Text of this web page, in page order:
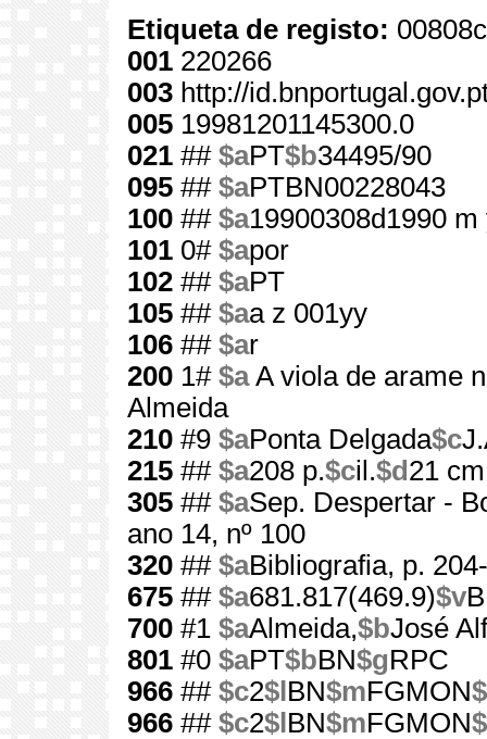
Etiqueta de registo:
001 220266
003 http://
005 19981201145300.0
021 ## $aPT$b34495/90
095 ## $aPTBN00228043
100 ## $a19900308d1990
101 0# $apor
102 ## $aPT
105 ## $aa z 001yy
106 ## $ar
200 1# $aA viola de arame
Almeida
210 #9 $aPonta Delgada$c
215 ## $a208 p.$cil.$d 21 cm
305 ## $aSep. Despertar -
ano 14, nº 100
320 ## $aBibliografia, p.
675 ## $a681.817(469.9)$v
700 #1 $aAlmeida,$bJosé
801 #0 $aPT$bBN$gRPC
966 ## $c2$l BN$mFGMON
966 ## $c2$l BN$mFGMON